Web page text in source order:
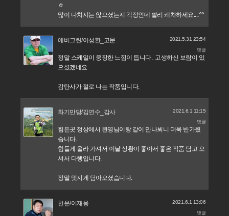
ㅎ
많이 다치시는 않으셨는지 걱정인데 빨리 쾌차하세요....^^
에버그린/이성환_고문 2021.5.31 23:54
댓글
정말 스케일이 웅장한 느낌이 듭니다. 고생하신 보람이 있
으셨겠네요.
감탄사가 절로 나는 작품입니다.
화기만당/김연수_감사 2021.6.1 11:15
댓글
힘든곳 정상에서 완영님이랑 같이 만나뵈니 더욱 반가웠
습니다.
힘들게 올라 가셔서 이날 상황이 좋아서 좋은 작품 담고 오
셔서 다행입니다.
정말 멋지게 담아오셨습니다.
천운/이재웅 2021.6.1 13:06
댓글